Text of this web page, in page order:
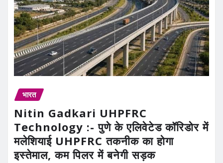
भारत
Nitin Gadkari UHPFRC
Technology :- पुणे के एलिवेटेड कॉरिडोर में
मलेशियाई UHPFRC तकनीक का होगा
इस्तेमाल, कम पिलर में बनेगी सड़क